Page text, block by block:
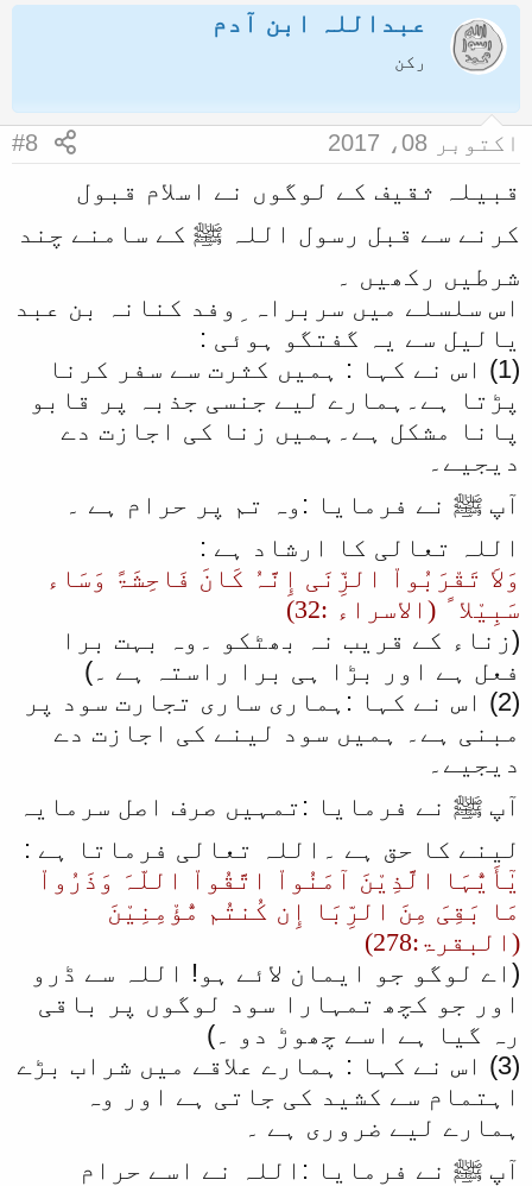
a
c
t
o
n
عبداللہ ابن آدم
رکن
اکتوبر 08، 2017 #8
قبیلہ ثقیف کے لوگوں نے اسلام قبول
کرنے سے قبل رسول اللہ ﷺ کے سامنے چند
شرطیں رکھیں ۔
اس سلسلے میں سربراہ ِوفد کنانہ بن عبد
یالیل سے یہ گفتگو ہوئی :
(1) اس نے کہا : ہمیں کثرت سے سفر کرنا
پڑتا ہے۔ہمارے لیے جنسی جذبہ پر قابو
پانا مشکل ہے۔ہمیں زنا کی اجازت دے
دیجیے۔
آپ ﷺ نے فرمایا :وہ تم پر حرام ہے ۔
اللہ تعالی کا ارشاد ہے :
وَلاَ تَقْرَبُواْ الزِّنَی إِنَّہُ کَانَ فَاحِشَۃً وَسَاء
سَبِیْلا ً (الاسراء :32)
(زناء کے قریب نہ بھٹکو ۔وہ بہت برا
فعل ہے اور بڑا ہی برا راستہ ہے ۔)
(2) اس نے کہا :ہماری ساری تجارت سود پر
مبنی ہے۔ ہمیں سود لینے کی اجازت دے
دیجیے۔
آپ ﷺ نے فرمایا :تمہیں صرف اصل سرمایہ
لینے کا حق ہے ۔اللہ تعالی فرماتا ہے :
یٰٓأَیُّہَا الَّذِیْنَ آمَنُواْ اتَّقُواْ اللّہَ وَذَرُواْ
مَا بَقِیَ مِنَ الرِّبَا إِن کُنتُم مُّؤْمِنِیْنَ
(البقرۃ:278)
(اے لوگو جو ایمان لائے ہو! اللہ سے ڈرو
اور جو کچھ تمہارا سود لوگوں پر باقی
رہ گیا ہے اسے چھوڑ دو ۔)
(3) اس نے کہا : ہمارے علاقے میں شراب بڑے
اہتمام سے کشید کی جاتی ہے اور وہ
ہمارے لیے ضروری ہے ۔
آپ ﷺ نے فرمایا :اللہ نے اسے حرام